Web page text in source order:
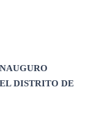
DISTRITO DE